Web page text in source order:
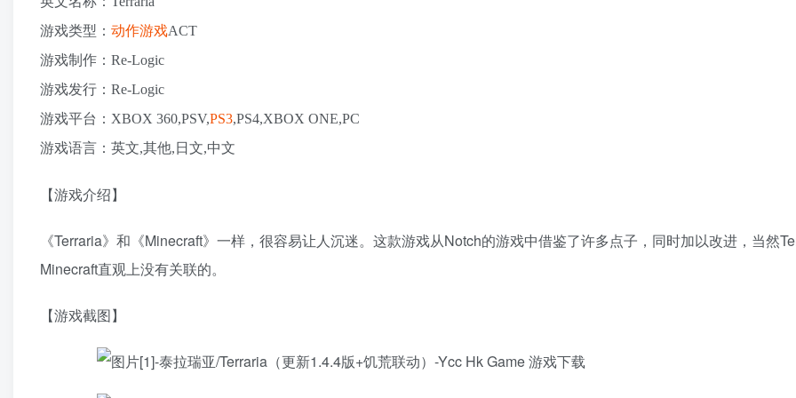
游戏类型： 动作游戏ACT
游戏制作：Re-Logic
游戏发行：Re-Logic
游戏平台：XBOX 360,PSV,PS3,PS4,XBOX ONE,PC
游戏语言：英文,其他,日文,中文
【游戏介绍】
《Terraria》和《Minecraft》一样，很容易让人沉迷。这款游戏从Notch的游戏中借鉴了许多点子，同时加以改进，当然
Minecraft直观上没有关联的。
【游戏截图】